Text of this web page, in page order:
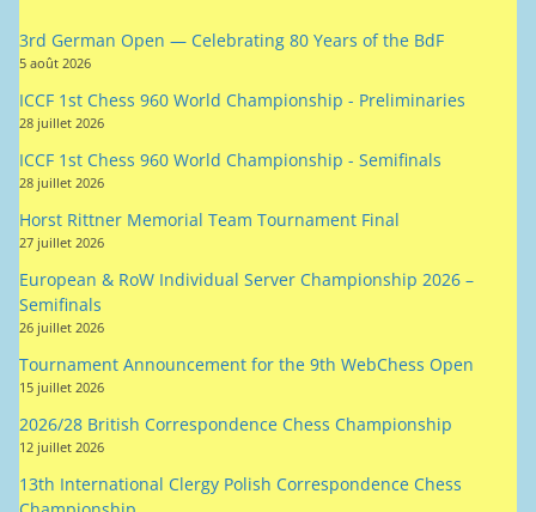
ICCF 1st Chess 960 World Championship - Semifinals
28 juillet 2026
Horst Rittner Memorial Team Tournament Final
27 juillet 2026
European & RoW Individual Server Championship 2026 –
Semifinals
26 juillet 2026
Tournament Announcement for the 9th WebChess Open
15 juillet 2026
2026/28 British Correspondence Chess Championship
12 juillet 2026
13th International Clergy Polish Correspondence Chess
Championship
29 juin 2026
70th ICCF Jubilee Chess 960 World Cup (server) final finished
on 09.06.2026
22 juin 2026